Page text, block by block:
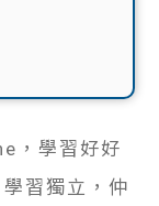
，學習好好
習獨立，仲